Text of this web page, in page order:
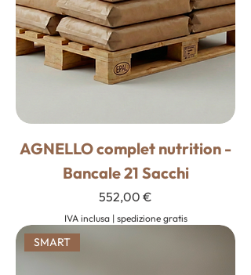
AGNELLO complet nutrition -
Bancale 21 Sacchi
Prezzo
552,00 €
IVA inclusa| spedizione gratis
SMART